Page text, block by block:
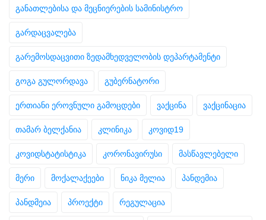
განათლებისა და მეცნიერების სამინისტრო
გარდაცვალება
გარემოსდაცვითი ზედამხედველობის დეპარტამენტი
გოგა გულორდავა გუბერნატორი
ერთიანი ეროვნული გამოცდები ვაქცინა ვაქცინაცია
თამარ ბელქანია კლინიკა კოვიდ19
კოვიდსტატისტიკა კორონავირუსი მასწავლებელი
მერი მოქალაქეები ნიკა მელია პანდემია
პანდმეია პროექტი რეგულაცია